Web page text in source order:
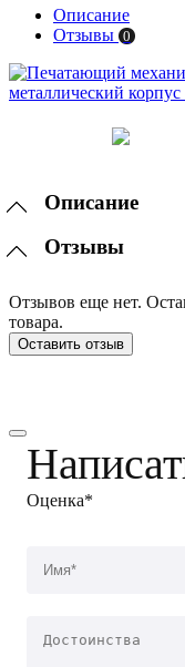
Описание
Отзывы 0
Описание
Отзывы
Отзывов еще нет.
товара.
Оставить отзыв
Оценка*